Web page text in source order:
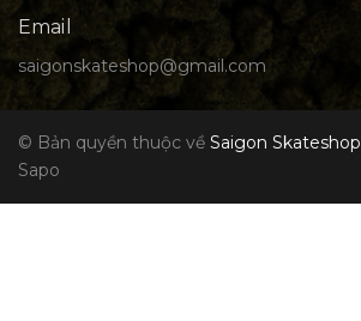
Email
saigonskateshop@gmail.com
© Bản quyền thuộc về Saigon Skateshop
Sapo